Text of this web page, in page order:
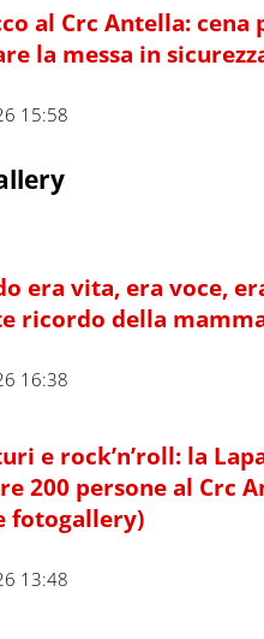
al Crc Antella: cena
la messa in
15:58
era vita, era voce,
ricordo della
16:38
e rock’n’roll: la
200 persone al Crc
fotogallery)
13:48